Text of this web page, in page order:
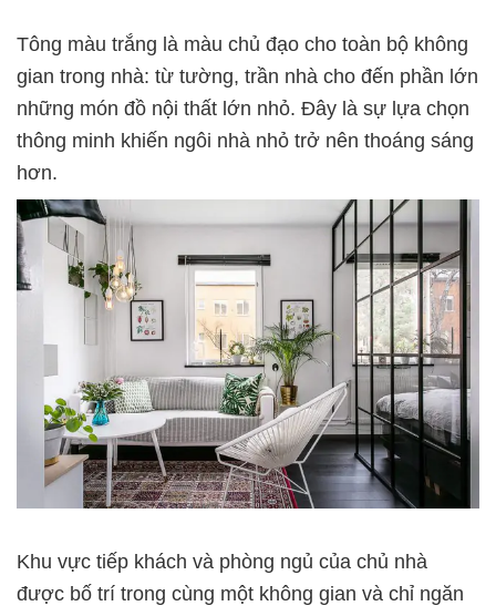
Tông màu trắng là màu chủ đạo cho toàn bộ không
gian trong nhà: từ tường, trần nhà cho đến phần lớn
những món đồ nội thất lớn nhỏ. Đây là sự lựa chọn
thông minh khiến ngôi nhà nhỏ trở nên thoáng sáng
hơn.
Khu vực tiếp khách và phòng ngủ của chủ nhà
được bố trí trong cùng một không gian và chỉ ngăn